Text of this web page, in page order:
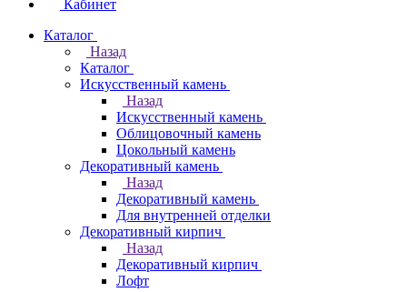
Кабинет
Каталог
Назад
Каталог
Искусственный камень
Назад
Искусственный камень
Облицовочный камень
Цокольный камень
Декоративный камень
Назад
Декоративный камень
Для внутренней отделки
Декоративный кирпич
Назад
Декоративный кирпич
Лофт